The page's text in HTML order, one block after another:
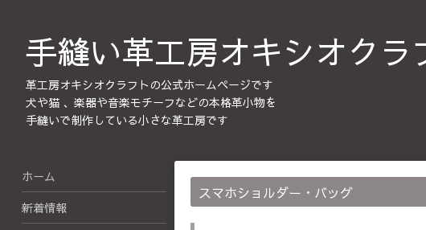
手縫い革工房オキシオクラ
革工房オキシオクラフトの公式ホームページです
犬や猫 、楽器や音楽モチーフなどの本格革小物を
手縫いで制作している小さな革工房です
スマホショルダー・バッグ
ホーム
新着情報